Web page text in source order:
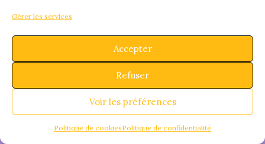
Gérer les services
Accepter
Refuser
Voir les préférences
Politique de cookiesPolitique de confidentialité